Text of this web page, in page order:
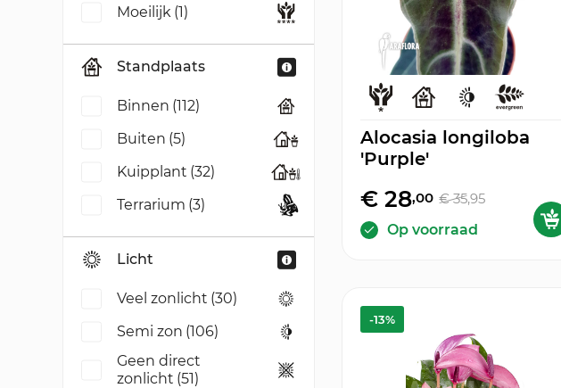
Moeilijk (1)
Standplaats
Binnen (112)
Buiten (5)
Kuipplant (32)
Terrarium (3)
Licht
Veel zonlicht (30)
Semi zon (106)
Geen direct
zonlicht (51)
Alocasia longiloba
'Purple'
€ 28,00 € 35,95
Op voorraad
-13%